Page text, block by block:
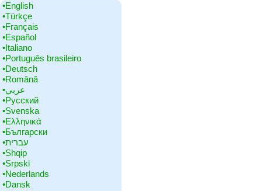
•‎English
•‎Türkçe
•‎Français
•‎Español
•‎Italiano
•‎Português brasileiro
•‎Deutsch
•‎Română
•‎عربي
•‎Русский
•‎Svenska
•‎Ελληνικά
•‎Български
•‎עברית
•‎Shqip
•‎Srpski
•‎Nederlands
•‎Dansk